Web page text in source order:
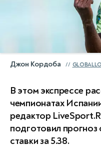
Джон Кордоба
В этом экспрессе
чемпионатах
редактор
подготовил
ставки за 5.38.